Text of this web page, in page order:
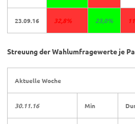
23.09.16 32,8% 23,0%
Streuung der Wahlumfragewerte je
Aktuelle Woche
30.11.16 Min